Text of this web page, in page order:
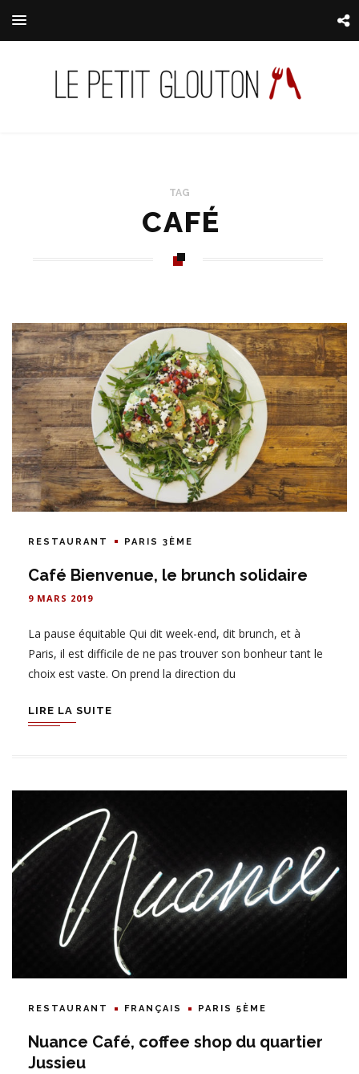
TAG
CAFÉ
RESTAURANT PARIS 3ÈME
Café Bienvenue, le brunch solidaire
9 MARS 2019
La pause équitable Qui dit week-end, dit brunch, et à
Paris, il est difficile de ne pas trouver son bonheur tant le
choix est vaste. On prend la direction du
LIRE LA SUITE
RESTAURANT FRANÇAIS PARIS 5ÈME
Nuance Café, coffee shop du quartier
Jussieu